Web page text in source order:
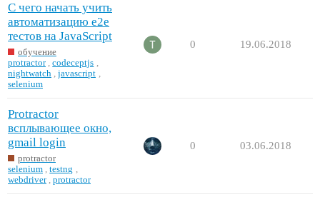
С чего начать учить
автоматизацию e2e
тестов на JavaScript
обучение
protractor ,codeceptjs
nightwatch
,javascript
selenium
0 19.06.2018
Protractor
всплывающее окно,
gmail login
protractor
selenium ,testng
webdriver ,protractor
0 03.06.2018